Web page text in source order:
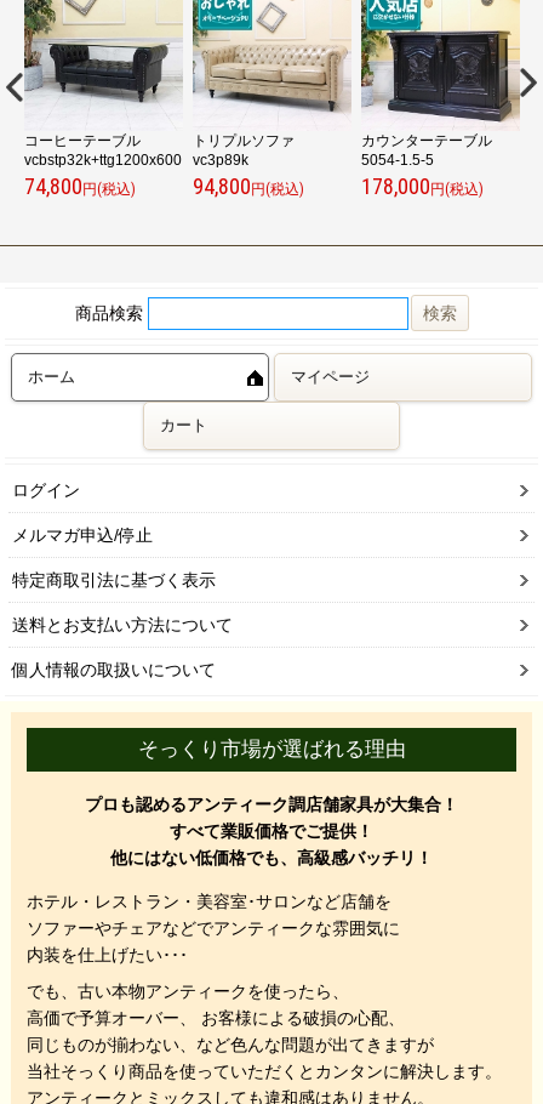
コーヒーテーブル
vcbstp32k+ttg1200x600
74,800円(税込)
トリプルソファ
vc3p89k
94,800円(税込)
カウンターテーブル
5054-1.5-5
178,000円(税込)
商品検索
ホーム マイページ
カート
ログイン
メルマガ申込/停止
特定商取引法に基づく表示
送料とお支払い方法について
個人情報の取扱いについて
そっくり市場が選ばれる理由
プロも認めるアンティーク調店舗家具が大集合！
すべて業販価格でご提供！
他にはない低価格でも、高級感バッチリ！
ホテル・レストラン・美容室･サロンなど店舗を
ソファーやチェアなどでアンティークな雰囲気に
内装を仕上げたい･･･
でも、 古い本物アンティークを使ったら、
高価で予算オーバー、 お客様による破損の心配、
同じものが揃わない、 など色んな問題が出てきますが
当社そっくり商品を使っていただくと カンタンに解決します。
アンティークとミックスしても違和感はありません。